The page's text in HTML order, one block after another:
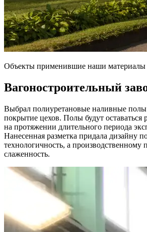
Объекты применившие наши материалы
Вагоностроительный
Выбрал полиуретановые наливные полы
покрытие цехов. Полы будут
на протяжении длительного периода
Нанесенная разметка придала дизайну
технологичность, а производственному
слаженность.